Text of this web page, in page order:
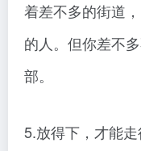
着差不多的街道
的人。但你差不
部。
5.放得下，才能